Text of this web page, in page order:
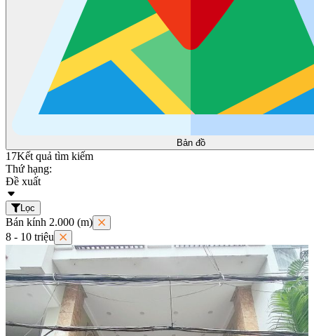
Bản đồ
17Kết quả tìm kiếm
Thứ hạng:
Đề xuất
Lọc
Bán kính 2.000 (m)
8 - 10 triệu